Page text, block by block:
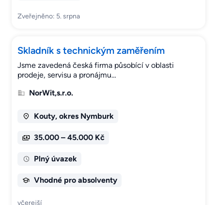
Zveřejněno: 5. srpna
Skladník s technickým zaměřením
Jsme zavedená česká firma působící v oblasti
prodeje, servisu a pronájmu…
NorWit,s.r.o.
Kouty, okres Nymburk
35.000 – 45.000 Kč
Plný úvazek
Vhodné pro absolventy
včerejší